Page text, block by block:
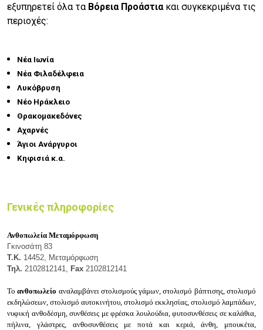
εξυπηρετεί όλα τα Βόρεια Προάστια και συγκεκριμένα τις
περιοχές:
Νέα Ιωνία
Νέα Φιλαδέλφεια
Λυκόβρυση
Νέο Ηράκλειο
Θρακομακεδόνες
Αχαρνές
Άγιοι Ανάργυροι
Κηφισιά κ.α.
Γενικές πληροφορίες
Ανθοπωλεία Μεταμόρφωση
Γκινοσάτη 83
Τ.Κ. 14452, Μεταμόρφωση
Τηλ. 2102812141, Fax 2102812141
Τοανθοπωλείο αναλαμβάνει στολισμούς γάμων, στολισμό βάπτισης, στολισμό
εκδηλώσεων, στολισμό αυτοκινήτου, στολισμό εκκλησίας, στολισμό λαμπάδων,
νυφική ανθοδέσμη, συνθέσεις με φρέσκα λουλούδια, φυτοσυνθέσεις σε καλάθια,
πήλινα, γλάστρες, ανθοσυνθέσεις με ποτά και κεριά, άνθη, μπουκέτα,